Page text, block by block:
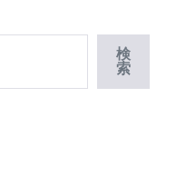
検
索